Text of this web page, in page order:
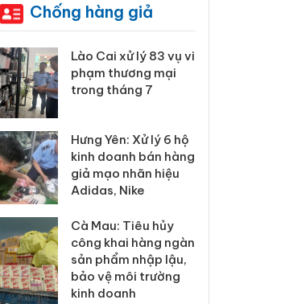
Chống hàng giả
Lào Cai xử lý 83 vụ vi
phạm thương mại
trong tháng 7
Hưng Yên: Xử lý 6 hộ
kinh doanh bán hàng
giả mạo nhãn hiệu
Adidas, Nike
Cà Mau: Tiêu hủy
công khai hàng ngàn
sản phẩm nhập lậu,
bảo vệ môi trường
kinh doanh